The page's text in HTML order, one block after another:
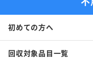
初めての方へ
回収対象品目一覧